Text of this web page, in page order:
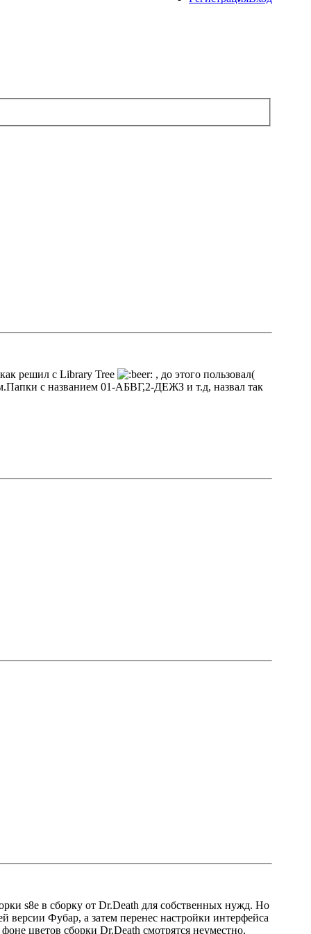
решил с Library Tree
, до этого пользовал(
с названием 01-АБВГ,2-ДЕЖЗ и т.д, назвал так
s8e в сборку от Dr.Death для собственных нужд. Но
версии Фубар, а затем перенес настройки интерфейса
цветов сборки Dr.Death смотрятся неуместно.